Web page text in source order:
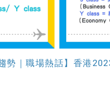
勢｜職場熱話】香港